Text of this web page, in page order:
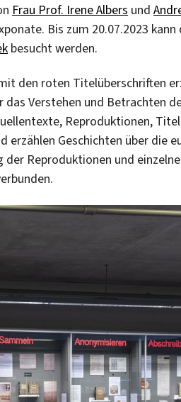
Frau Prof. Irene Albers und
Bis zum 20.07.2023 kann
besucht werden.
den roten Titelüberschriften
Verstehen und Betrachten
Reproduktionen,
erzählen Geschichten über die
Reproduktionen und